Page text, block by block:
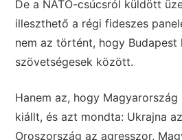
De a NATO-csúcsról küldött
illeszthető a régi fideszes
nem az történt, hogy
szövetségesek között.
Hanem az, hogy
kiállt, és azt mondta: Ukrajna
Oroszország az agresszor,